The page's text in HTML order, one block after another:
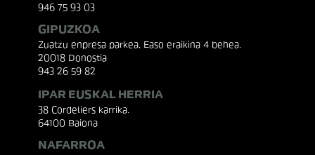
946 75 93 03
GIPUZKOA
Zuatzu enpresa parkea, Easo eraikina 4 behea.
20018 Donostia
943 26 59 82
IPAR EUSKAL HERRIA
38 Cordeliers karrika.
64100 Baiona
NAFARROA